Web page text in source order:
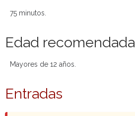
75 minutos.
Edad recomendada
Mayores de 12 años.
Entradas